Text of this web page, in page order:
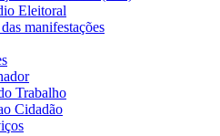
Eleitoral
manifestações
Trabalho
Cidadão